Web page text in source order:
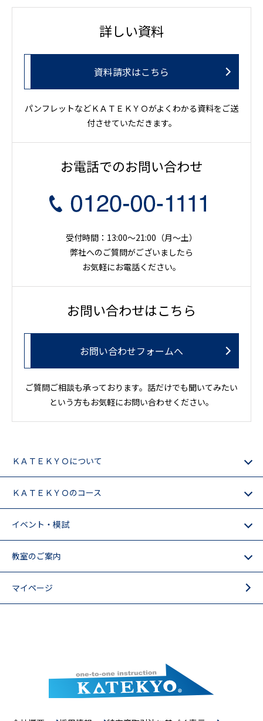
詳しい資料
資料請求はこちら
パンフレットなどＫＡＴＥＫＹＯがよくわかる資料をご送
付させていただきます。
お電話でのお問い合わせ
受付時間：13:00～21:00（月〜土）
弊社へのご質問がございましたら
お気軽にお電話ください。
お問い合わせはこちら
お問い合わせフォームへ
ご質問ご相談も承っております。話だけでも聞いてみたい
という方もお気軽にお問い合わせください。
ＫＡＴＥＫＹＯについて
ＫＡＴＥＫＹＯのコース
イベント・模試
教室のご案内
マイページ